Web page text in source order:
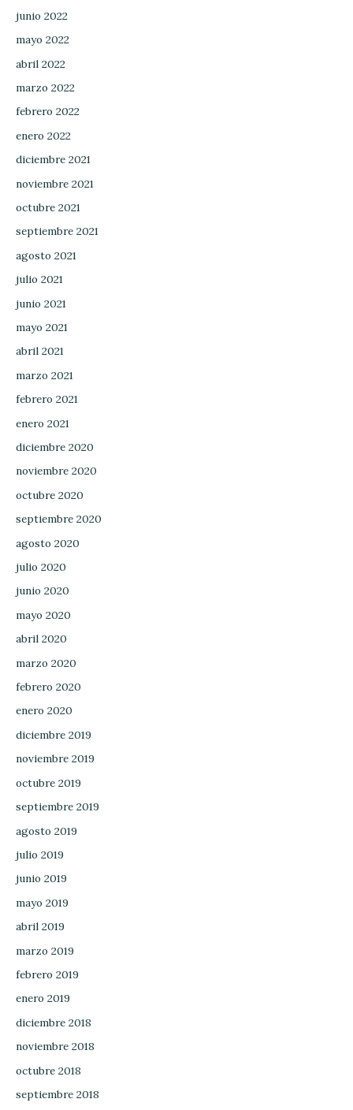
junio 2022
mayo 2022
abril 2022
marzo 2022
febrero 2022
enero 2022
diciembre 2021
noviembre 2021
octubre 2021
septiembre 2021
agosto 2021
julio 2021
junio 2021
mayo 2021
abril 2021
marzo 2021
febrero 2021
enero 2021
diciembre 2020
noviembre 2020
octubre 2020
septiembre 2020
agosto 2020
julio 2020
junio 2020
mayo 2020
abril 2020
marzo 2020
febrero 2020
enero 2020
diciembre 2019
noviembre 2019
octubre 2019
septiembre 2019
agosto 2019
julio 2019
junio 2019
mayo 2019
abril 2019
marzo 2019
febrero 2019
enero 2019
diciembre 2018
noviembre 2018
octubre 2018
septiembre 2018